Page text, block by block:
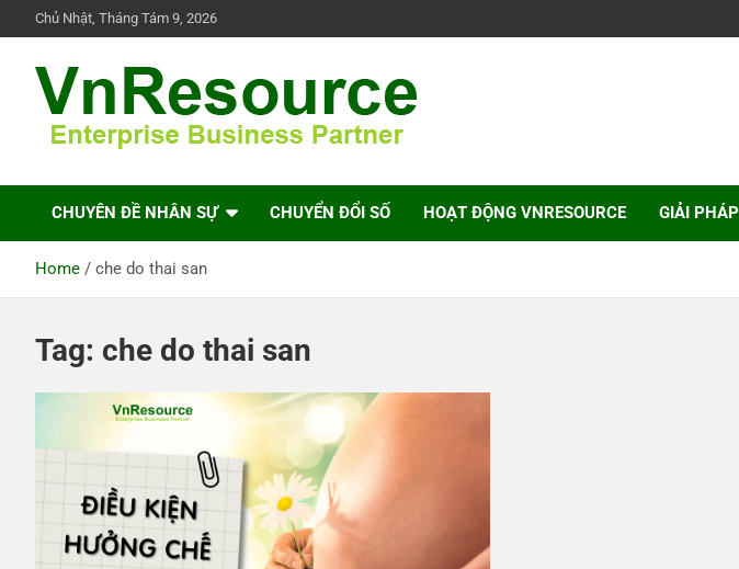
to
Chủ Nhật, Tháng Tám 9, 2026
VnResource Blog
CHUYÊN ĐỀ NHÂN SỰ CHUYỂN ĐỔI SỐ HOẠT ĐỘNG VNRESOURCE GIẢI PHÁP
Home che do thai san
Tag: che do thai san